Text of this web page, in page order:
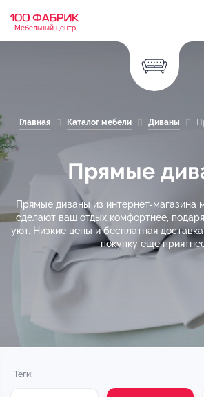
Мебельный центр
Главная Каталог мебели Диваны
Прямые
Прямые диваны из интернет-магазина
сделают ваш отдых комфортнее,
уют. Низкие цены и бесплатная
покупку еще
Теги: